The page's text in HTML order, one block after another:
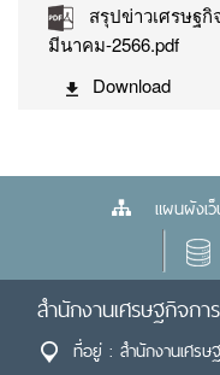
สรุปข่าวเศรษฐ
มีนาคม-2566.pdf
Download
แผนผังเว็
สำนักงานเศรษฐกิจก
ที่อยู่ : สำนักงานเศร